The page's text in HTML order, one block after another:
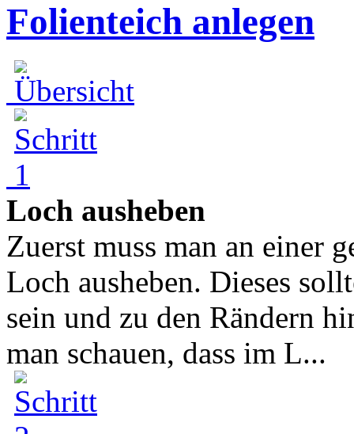
Folienteich anlegen
Loch ausheben
Zuerst muss man an einer
Loch ausheben. Dieses
sein und zu den Rändern
man schauen, dass im L...